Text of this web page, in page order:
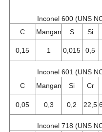
Inconel 600 (UNS
C
Mangan S Si
0,15 1 0,015 0,5
Inconel 601 (UNS
C
Mangan Si Cr
0,05 0,3 0,2 22,5
Inconel 718 (UNS